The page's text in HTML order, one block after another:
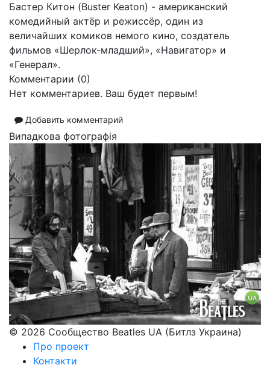
Бастер Китон (Buster Keaton) - американский
комедийный актёр и режиссёр, один из
величайших комиков немого кино, создатель
фильмов «Шерлок-младший», «Навигатор» и
«Генерал».
Комментарии (0)
Нет комментариев. Ваш будет первым!
Добавить комментарий
Випадкова фотографія
© 2026 Сообщество Beatles UA (Битлз Украина)
Про проект
Контакти